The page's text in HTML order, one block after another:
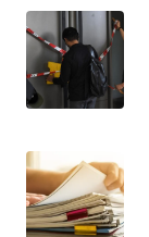
WN
KARO
WN
WN
LABUHANBATU